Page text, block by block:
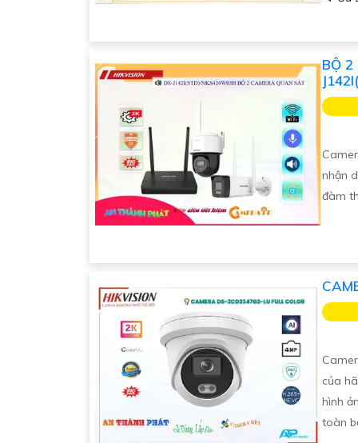
BỘ 2
nhận
đàm
của
hình
toàn